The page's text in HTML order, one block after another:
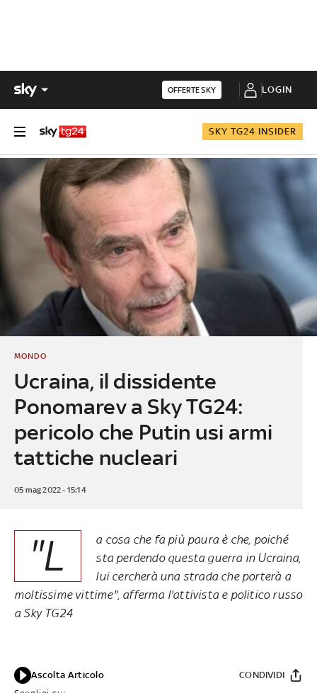
OFFERTE SKY LOGIN
SKY TG24 INSIDER
Ucraina, il dissidente
Ponomarev a Sky TG24:
pericolo che Putin usi armi
tattiche nucleari
MONDO
05 mag 2022 - 15:14
"L
a cosa che fa più paura è che, poiché
sta perdendo questa guerra in Ucraina,
lui cercherà una strada che porterà a
moltissime vittime", afferma l'attivista e politico russo
a Sky TG24
Ascolta Articolo
CONDIVIDI